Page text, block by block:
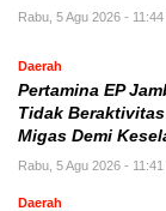
Rabu, 5 Agu 2026 -
Daerah
Pertamina EP
Tidak
Migas Demi
Rabu, 5 Agu 2026 -
Daerah